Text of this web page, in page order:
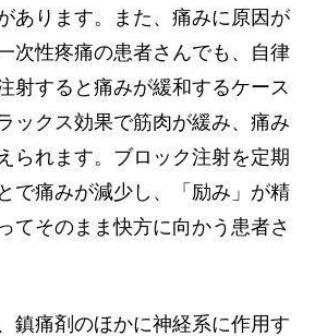
あります。また、痛みに原因が
次性疼痛の患者さんでも、自律
射すると痛みが緩和するケース
ックス効果で筋肉が緩み、痛み
られます。ブロック注射を定期
で痛みが減少し、「励み」が精
てそのまま快方に向かう患者さ
鎮痛剤のほかに神経系に作用す